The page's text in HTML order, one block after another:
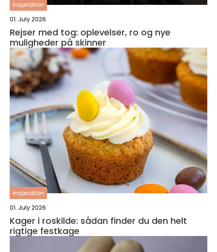
inspiration
01. July 2026
Rejser med tog: oplevelser, ro og nye
muligheder på skinner
inspiration
01. July 2026
Kager i roskilde: sådan finder du den helt
rigtige festkage